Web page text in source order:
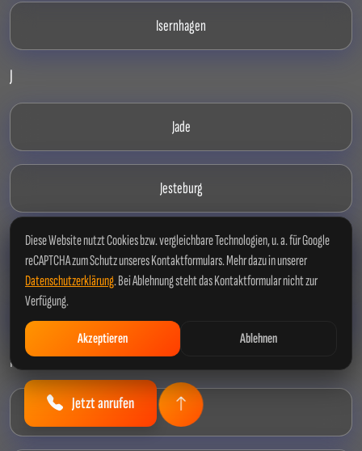
Jetzt anrufen
Isernhagen
J
Jade
Jesteburg
Jever
K
Kalefeld
Diese Website nutzt Cookies bzw. vergleichbare Technologien, u. a. für Google
reCAPTCHA zum Schutz unseres Kontaktformulars. Mehr dazu in unserer
Datenschutzerklärung. Bei Ablehnung steht das Kontaktformular nicht zur
Verfügung.
Akzeptieren Ablehnen